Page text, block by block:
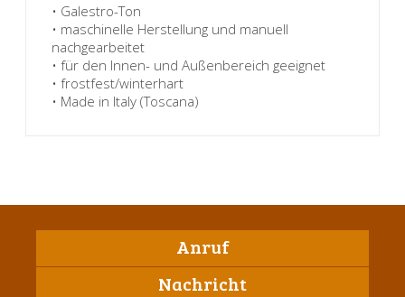
• Galestro-Ton
• maschinelle Herstellung und manuell
nachgearbeitet
• für den Innen- und Außenbereich geeignet
• frostfest/winterhart
• Made in Italy (Toscana)
Anruf
Nachricht